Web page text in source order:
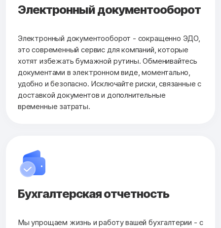
Электронный документооборот
Электронный документооборот - сокращенно ЭДО,
это современный сервис для компаний, которые
хотят избежать бумажной рутины. Обменивайтесь
документами в электронном виде, моментально,
удобно и безопасно. Исключайте риски, связанные с
доставкой документов и дополнительные
временные затраты.
Бухгалтерскаяотчетность
Мы упрощаем жизнь и работу вашей бухгалтерии - с